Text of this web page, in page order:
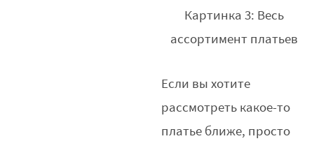
Картинка 3: Весь
ассортимент платьев
Если вы хотите
рассмотреть какое-то
платье ближе, просто